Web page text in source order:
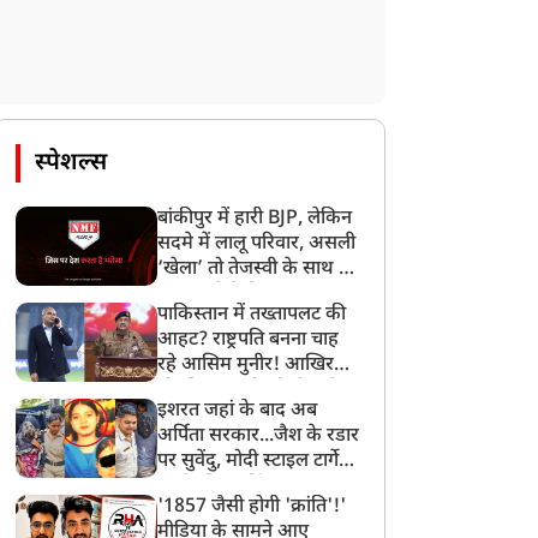
स्पेशल्स
बांकीपुर में हारी BJP, लेकिन
सदमे में लालू परिवार, असली
‘खेला’ तो तेजस्वी के साथ हो
पाकिस्तान में तख्तापलट की
आहट? राष्ट्रपति बनना चाह
रहे आसिम मुनीर! आखिर
बनाया मोहरा?
इशरत जहां के बाद अब
अर्पिता सरकार...जैश के रडार
पर सुवेंदु, मोदी स्टाइल टार्गेट
बड़ा एक्शन!
'1857 जैसी होगी 'क्रांति'!'
मीडिया के सामने आए